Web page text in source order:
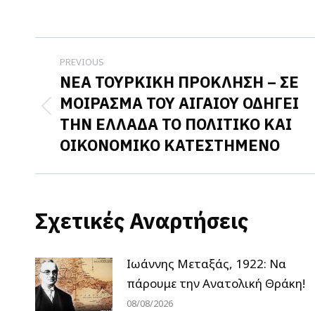
Post
navigation
PREVIOUS
Previous
post:
ΝΕΑ ΤΟΥΡΚΙΚΗ ΠΡΟΚΛΗΣΗ – ΣΕ
ΜΟΙΡΑΣΜΑ ΤΟΥ ΑΙΓΑΙΟΥ ΟΔΗΓΕΙ
ΤΗΝ ΕΛΛΑΔΑ ΤΟ ΠΟΛΙΤΙΚΟ ΚΑΙ
ΟΙΚΟΝΟΜΙΚΟ ΚΑΤΕΣΤΗΜΕΝΟ
Σχετικές Αναρτήσεις
Ιωάννης Μεταξάς, 1922: Να
πάρουμε την Ανατολική Θράκη!
08/08/2026